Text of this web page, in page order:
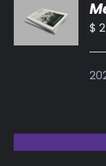
AL
CARRITO
/
$